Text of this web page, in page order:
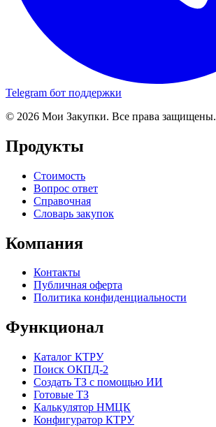
Telegram бот поддержки
© 2026 Мои Закупки. Все права защищены.
Продукты
Стоимость
Вопрос ответ
Справочная
Словарь закупок
Компания
Контакты
Публичная оферта
Политика конфиденциальности
Функционал
Каталог КТРУ
Поиск ОКПД-2
Создать ТЗ с помощью ИИ
Готовые ТЗ
Калькулятор НМЦК
Конфигуратор КТРУ